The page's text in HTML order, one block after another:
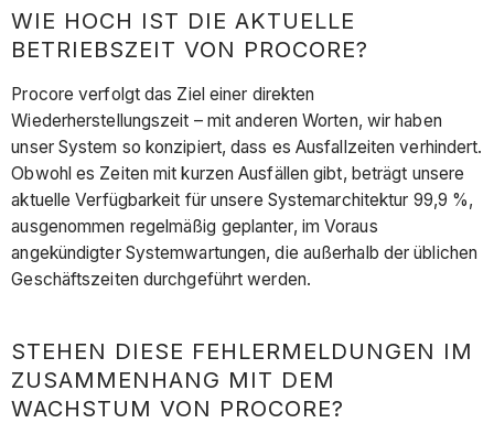
WIE HOCH IST DIE AKTUELLE
BETRIEBSZEIT VON PROCORE?
Procore verfolgt das Ziel einer direkten
Wiederherstellungszeit – mit anderen Worten, wir haben
unser System so konzipiert, dass es Ausfallzeiten verhindert.
Obwohl es Zeiten mit kurzen Ausfällen gibt, beträgt unsere
aktuelle Verfügbarkeit für unsere Systemarchitektur 99,9 %,
ausgenommen regelmäßig geplanter, im Voraus
angekündigter Systemwartungen, die außerhalb der üblichen
Geschäftszeiten durchgeführt werden.
STEHEN DIESE FEHLERMELDUNGEN IM
ZUSAMMENHANG MIT DEM
WACHSTUM VON PROCORE?